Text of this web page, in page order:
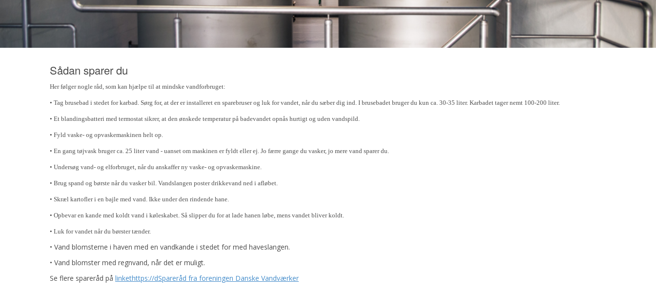
Sådan sparer du
Her følger nogle råd, som kan hjælpe til at mindske vandforbruget:
• Tag brusebad i stedet for karbad. Sørg for, at der er installeret en sparebruser og luk for vandet, når du sæber dig ind. I brusebadet bruger du kun ca. 30-35 liter. Karbadet tager nemt 100-200 liter.
• Et blandingsbatteri med termostat sikrer, at den ønskede temperatur på badevandet opnås hurtigt og uden vandspild.
• Fyld vaske- og opvaskemaskinen helt op.
• En gang tøjvask bruger ca. 25 liter vand - uanset om maskinen er fyldt eller ej. Jo færre gange du vasker, jo mere vand sparer du.
• Undersøg vand- og elforbruget, når du anskaffer ny vaske- og opvaskemaskine.
• Brug spand og børste når du vasker bil. Vandslangen poster drikkevand ned i afløbet.
• Skræl kartofler i en bajle med vand. Ikke under den rindende hane.
• Opbevar en kande med koldt vand i køleskabet. Så slipper du for at lade hanen løbe, mens vandet bliver koldt.
• Luk for vandet når du børster tænder.
• Vand blomsterne i haven med en vandkande i stedet for med haveslangen.
• Vand blomster med regnvand, når det er muligt.
Se flere spareråd på linkethttps://dSpareråd fra foreningen Danske Vandværker